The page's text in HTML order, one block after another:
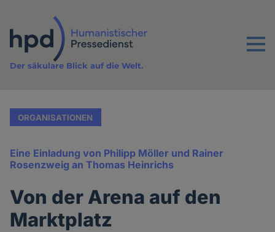
Inhalt
Menu
Der säkulare Blick auf die Welt.
ORGANISATIONEN
Eine Einladung von Philipp Möller und Rainer
Rosenzweig an Thomas Heinrichs
Von der Arena auf den
Marktplatz